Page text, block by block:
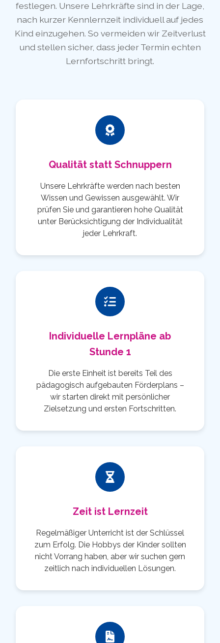
festlegen. Unsere Lehrkräfte sind in der Lage,
nach kurzer Kennlernzeit individuell auf jedes
Kind einzugehen. So vermeiden wir Zeitverlust
und stellen sicher, dass jeder Termin echten
Lernfortschritt bringt.
Qualität statt Schnuppern
Unsere Lehrkräfte werden nach besten
Wissen und Gewissen ausgewählt. Wir
prüfen Sie und garantieren hohe Qualität
unter Berücksichtigung der Individualität
jeder Lehrkraft.
Individuelle Lernpläne ab
Stunde 1
Die erste Einheit ist bereits Teil des
pädagogisch aufgebauten Förderplans –
wir starten direkt mit persönlicher
Zielsetzung und ersten Fortschritten.
Zeit ist Lernzeit
Regelmäßiger Unterricht ist der Schlüssel
zum Erfolg. Die Hobbys der Kinder sollten
nicht Vorrang haben, aber wir suchen gern
zeitlich nach individuellen Lösungen.